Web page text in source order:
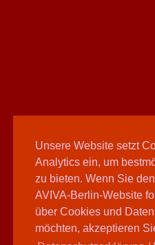
Unsere Website setzt
Analytics ein, um
zu bieten. Wenn Sie
AVIVA-Berlin-Website
über Cookies und
möchten, akzeptieren